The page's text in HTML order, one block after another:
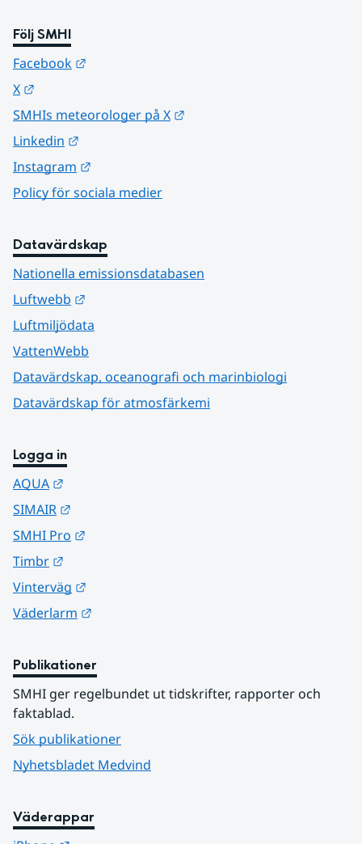
Följ SMHI
Facebook
X
SMHIs meteorologer på X
Linkedin
Instagram
Policy för sociala medier
Datavärdskap
Nationella emissionsdatabasen
Luftwebb
Luftmiljödata
VattenWebb
Datavärdskap, oceanografi och marinbiologi
Datavärdskap för atmosfärkemi
Logga in
AQUA
SIMAIR
SMHI Pro
Timbr
Vinterväg
Väderlarm
Publikationer
SMHI ger regelbundet ut tidskrifter, rapporter och
faktablad.
Sök publikationer
Nyhetsbladet Medvind
Väderappar